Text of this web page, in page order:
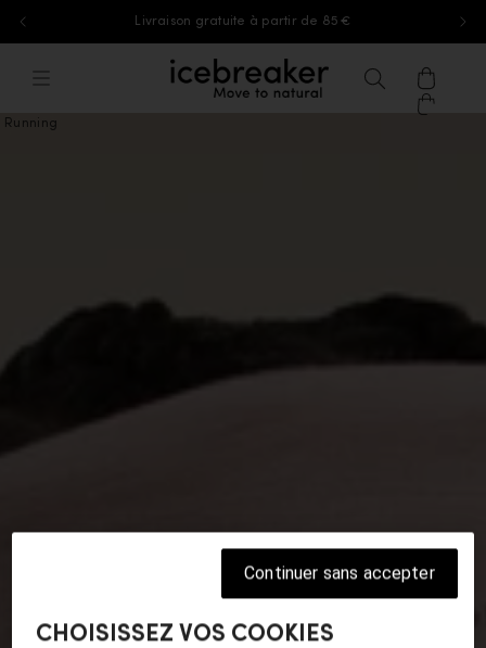
Aller au contenuLivraison gratuite à partir de 85 €
icebreaker®, accéder à la page
Recherche
Panier
Running
CHOISISSEZ VOS COOKIES
Continuer sans accepter